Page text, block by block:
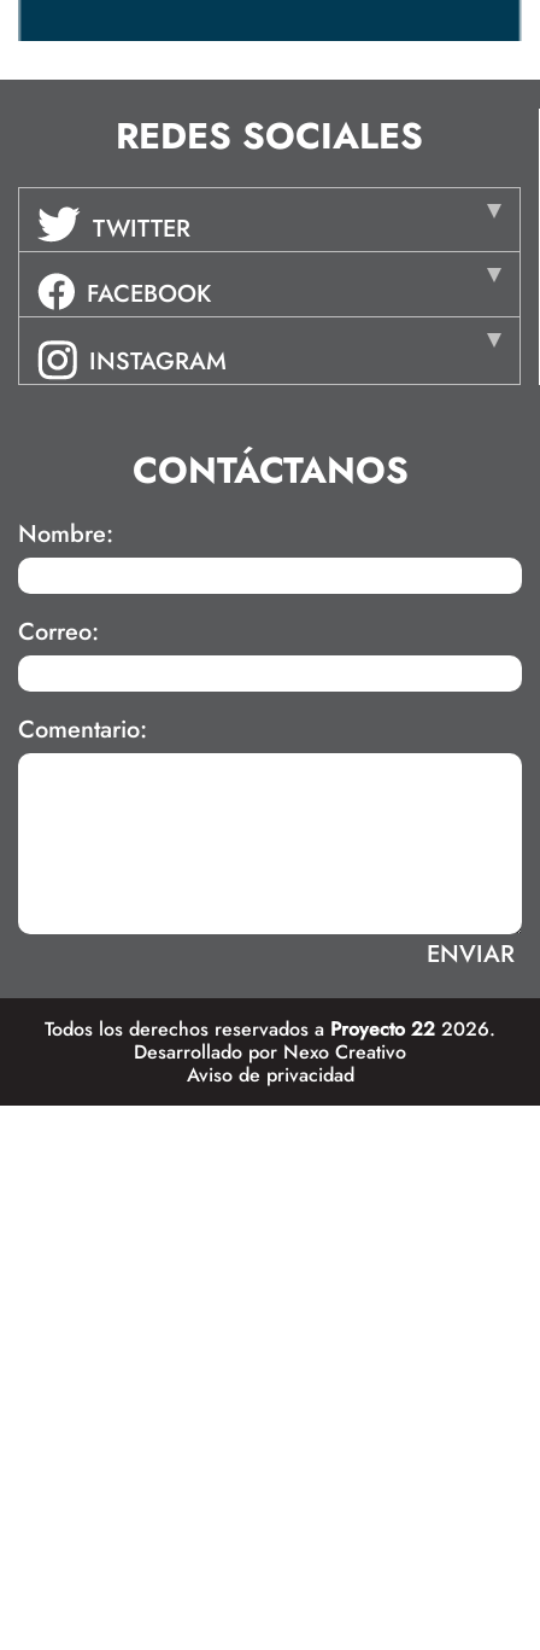
REDES SOCIALES
TWITTER
FACEBOOK
INSTAGRAM
CONTÁCTANOS
Nombre:
Correo:
Comentario:
Todos los derechos reservados a Proyecto 22 2026.
Desarrollado por Nexo Creativo
Aviso de privacidad